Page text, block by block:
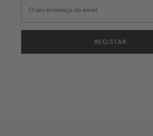
REGISTAR